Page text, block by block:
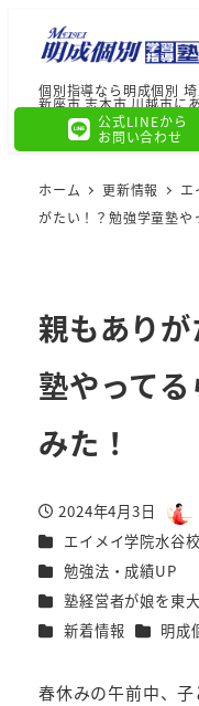
個別指導なら明成個別
新座市,志木市,川越市に
公式LINEから
お問い合わせ
ホーム 更新情報 エ
がたい！？勉強学童塾や
親もあり
塾やって
みた！
投稿日
2024年4月3日
著
者
カテゴリー
エイメイ学院水谷
カテゴリー
勉強法・成績UP
カテゴリー
塾経営者が娘を東
カテゴリー
新着情報 カテゴリ
明成
春休みの午前中、子